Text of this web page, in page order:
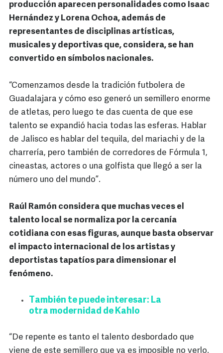
producción aparecen personalidades como Isaac
Hernández y Lorena Ochoa, además de
representantes de disciplinas artísticas,
musicales y deportivas que, considera, se han
convertido en símbolos nacionales.
“Comenzamos desde la tradición futbolera de
Guadalajara y cómo eso generó un semillero enorme
de atletas, pero luego te das cuenta de que ese
talento se expandió hacia todas las esferas. Hablar
de Jalisco es hablar del tequila, del mariachi y de la
charrería, pero también de corredores de Fórmula 1,
cineastas, actores o una golfista que llegó a ser la
número uno del mundo”.
Raúl Ramón considera que muchas veces el
talento local se normaliza por la cercanía
cotidiana con esas figuras, aunque basta observar
el impacto internacional de los artistas y
deportistas tapatíos para dimensionar el
fenómeno.
También te puede interesar: La
otra modernidad de Kahlo
“De repente es tanto el talento desbordado que
viene de este semillero que ya es imposible no verlo.